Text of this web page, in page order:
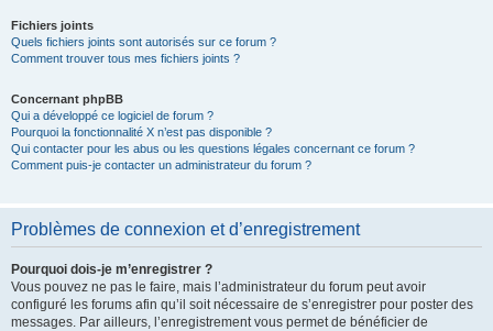
Fichiers joints
Quels fichiers joints sont autorisés sur ce forum ?
Comment trouver tous mes fichiers joints ?
Concernant phpBB
Qui a développé ce logiciel de forum ?
Pourquoi la fonctionnalité X n’est pas disponible ?
Qui contacter pour les abus ou les questions légales concernant ce forum ?
Comment puis-je contacter un administrateur du forum ?
Problèmes de connexion et d’enregistrement
Pourquoi dois-je m’enregistrer ?
Vous pouvez ne pas le faire, mais l’administrateur du forum peut avoir
configuré les forums afin qu’il soit nécessaire de s’enregistrer pour poster des
messages. Par ailleurs, l’enregistrement vous permet de bénéficier de